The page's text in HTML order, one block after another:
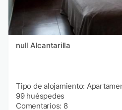
null Alcantarilla
Tipo de alojamiento:
99 huéspedes
Comentarios: 8